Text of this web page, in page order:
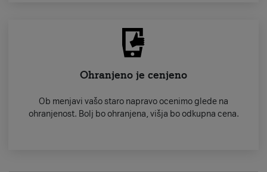
Ohranjeno je cenjeno
Ob menjavi vašo staro napravo ocenimo glede na
ohranjenost. Bolj bo ohranjena, višja bo odkupna cena.